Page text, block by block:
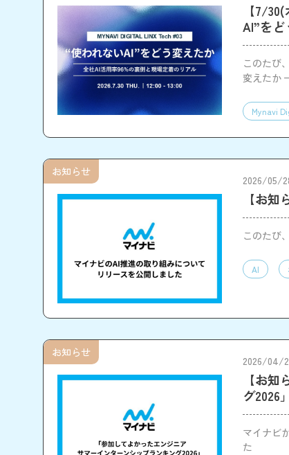
【7/
AI”を
このたび
変えたか
Mynavi
2026/05/
【お
このたび
AI
お知らせ
2026/04/
【お
グ2026
マイナビ
た
お知らせ